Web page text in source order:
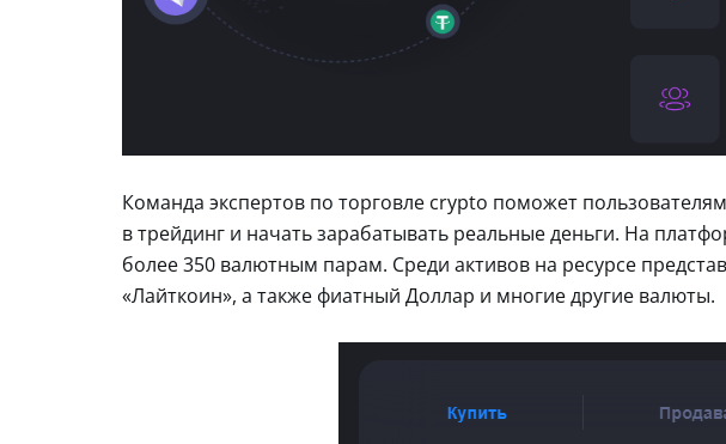
Команда экспертов по торговле crypto поможет
в трейдинг и начать зарабатывать реальные деньги. На
более 350 валютным парам. Среди активов на ресурсе
«Лайткоин», а также фиатный Доллар и многие другие валюты.